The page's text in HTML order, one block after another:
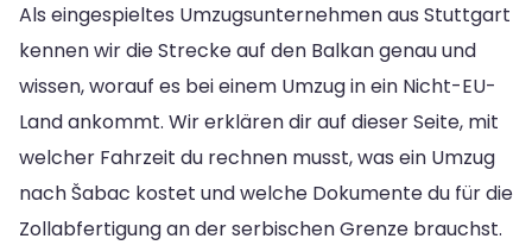
Als eingespieltes Umzugsunternehmen aus Stuttgart
kennen wir die Strecke auf den Balkan genau und
wissen, worauf es bei einem Umzug in ein Nicht-EU-
Land ankommt. Wir erklären dir auf dieser Seite, mit
welcher Fahrzeit du rechnen musst, was ein Umzug
nach Šabac kostet und welche Dokumente du für die
Zollabfertigung an der serbischen Grenze brauchst.